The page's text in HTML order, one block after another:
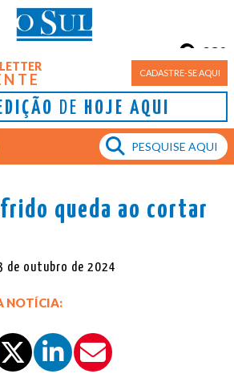
CADASTRE-SE AQUI
EDIÇÃO DE HOJE AQUI
Porto Alegre
23°
queda ao cortar
de outubro de 2024
NOTÍCIA: